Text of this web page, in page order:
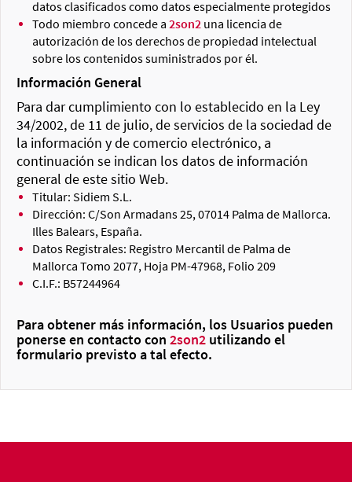
datos clasificados como datos especialmente protegidos
Todo miembro concede a 2son2 una licencia de
autorización de los derechos de propiedad intelectual
sobre los contenidos suministrados por él.
Información General
Para dar cumplimiento con lo establecido en la Ley
34/2002, de 11 de julio, de servicios de la sociedad de
la información y de comercio electrónico, a
continuación se indican los datos de información
general de este sitio Web.
Titular: Sidiem S.L.
Dirección: C/Son Armadans 25, 07014 Palma de Mallorca.
Illes Balears, España.
Datos Registrales: Registro Mercantil de Palma de
Mallorca Tomo 2077, Hoja PM-47968, Folio 209
C.I.F.: B57244964
Para obtener más información, los Usuarios pueden
ponerse en contacto con 2son2 utilizando el
formulario previsto a tal efecto.